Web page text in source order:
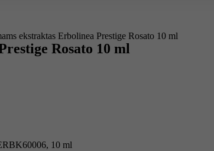
ekstraktas Erbolinea Prestige Rosato 10 ml
Rosato 10 ml
10 ml